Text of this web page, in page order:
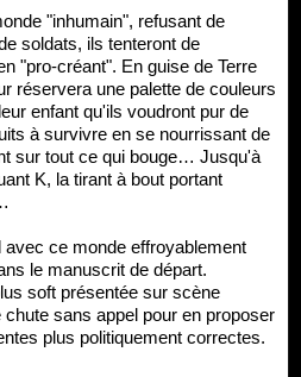
soldats, ils tenteront de
"pro-créant". En guise de Terre
réservera une palette de couleurs
enfant qu'ils voudront pur de
à survivre en se nourrissant de
sur tout ce qui bouge… Jusqu'à
K, la tirant à bout portant
ce monde effroyablement
le manuscrit de départ.
soft présentée sur scène
sans appel pour en proposer
plus politiquement correctes.